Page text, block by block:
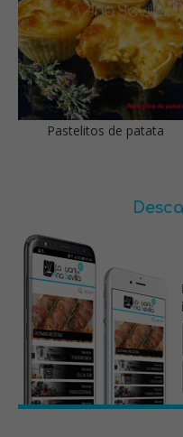
Pastelitos de patata